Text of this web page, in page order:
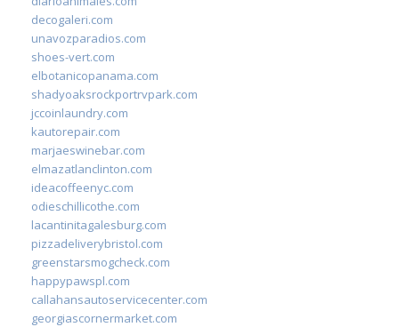
decogaleri.com
unavozparadios.com
shoes-vert.com
elbotanicopanama.com
shadyoaksrockportrvpark.com
jccoinlaundry.com
kautorepair.com
marjaeswinebar.com
elmazatlanclinton.com
ideacoffeenyc.com
odieschillicothe.com
lacantinitagalesburg.com
pizzadeliverybristol.com
greenstarsmogcheck.com
happypawspl.com
callahansautoservicecenter.com
georgiascornermarket.com